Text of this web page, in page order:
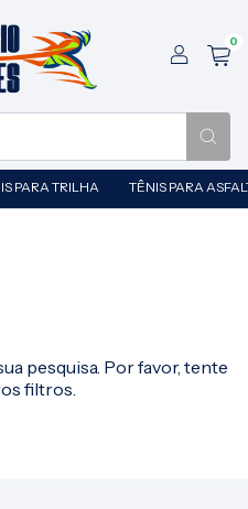
0
PARA TRILHA TÊNIS PARA
pesquisa. Por favor, tente
filtros.